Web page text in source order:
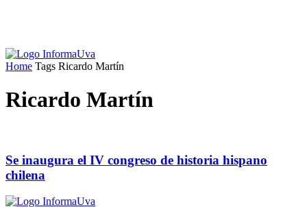
Home Tags Ricardo Martín
Ricardo Martín
Se inaugura el IV congreso de historia hispano
chilena